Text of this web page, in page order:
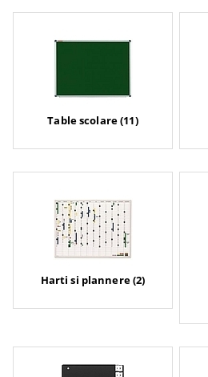
Table scolare (11)
Harti si plannere (2)